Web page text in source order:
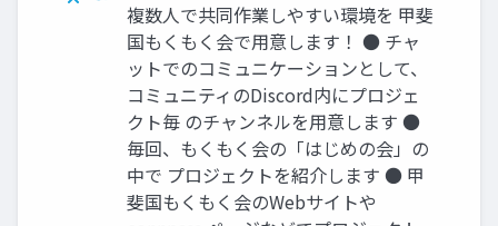
複数人で共同作業しやすい環境を 甲斐
国もくもく会で用意します！ ● チャ
ットでのコミュニケーションとして、
コミュニティのDiscord内にプロジェ
クト毎 のチャンネルを用意します ●
毎回、もくもく会の「はじめの会」の
中で プロジェクトを紹介します ● 甲
斐国もくもく会のWebサイトや